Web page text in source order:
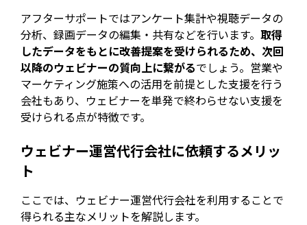
アフターサポートではアンケート集計や視聴データの
分析、録画データの編集・共有などを行います。取得
したデータをもとに改善提案を受けられるため、次回
以降のウェビナーの質向上に繋がるでしょう。営業や
マーケティング施策への活用を前提とした支援を行う
会社もあり、ウェビナーを単発で終わらせない支援を
受けられる点が特徴です。
ウェビナー運営代行会社に依頼するメリッ
ト
ここでは、ウェビナー運営代行会社を利用することで
得られる主なメリットを解説します。